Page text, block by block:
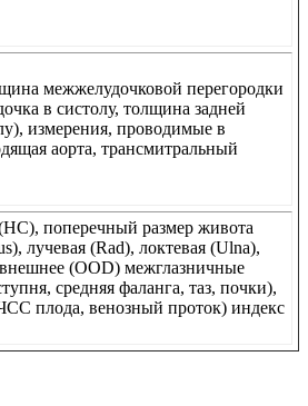
межжелудочковой перегородки
в систолу, толщина задней
измерения, проводимые в
аорта, трансмитральный
поперечный размер живота
лучевая (Rad), локтевая (Ulna),
(OOD) межглазничные
средняя фаланга, таз, почки),
плода, венозный проток) индекс